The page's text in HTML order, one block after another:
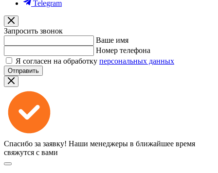
Telegram
Запросить звонок
Ваше имя
Номер телефона
Я согласен на обработку персональных данных
Отправить
Спасибо за заявку! Наши менеджеры в ближайшее время
свяжутся с вами